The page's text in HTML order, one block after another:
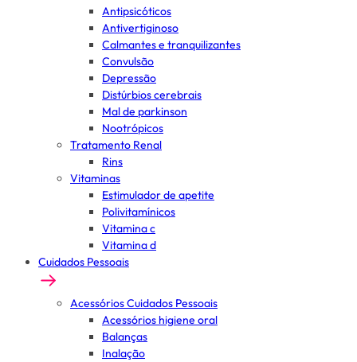
Antipsicóticos
Antivertiginoso
Calmantes e tranquilizantes
Convulsão
Depressão
Distúrbios cerebrais
Mal de parkinson
Nootrópicos
Tratamento Renal
Rins
Vitaminas
Estimulador de apetite
Polivitamínicos
Vitamina c
Vitamina d
Cuidados Pessoais
Acessórios Cuidados Pessoais
Acessórios higiene oral
Balanças
Inalação